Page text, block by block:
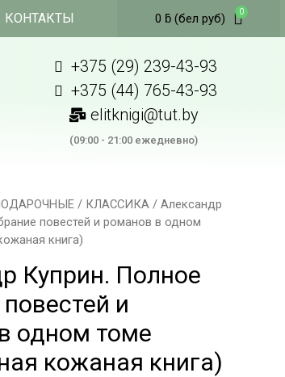
КОНТАКТЫ 0 ƃ(бел руб)
+375 (29) 239-43-93
+375 (44) 765-43-93
elitknigi@tut.by
(09:00 - 21:00 ежедневно)
/ КЛАССИКА / Александр
повестей и романов в одном
книга)
Куприн. Полное
и
одном томе
кожаная книга)